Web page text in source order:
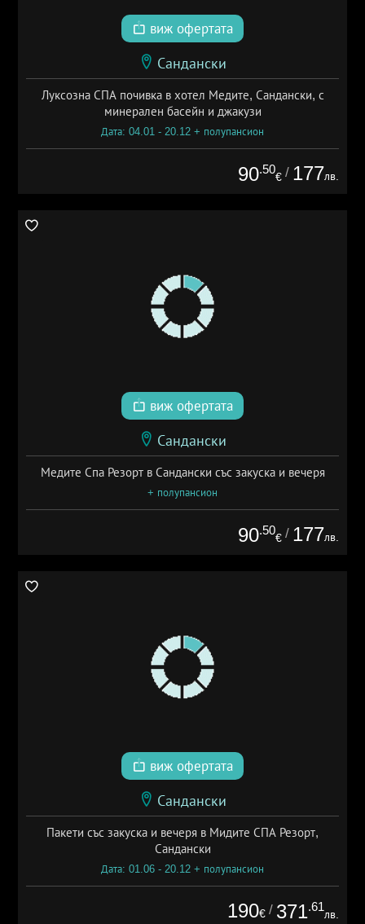
виж офертата
Сандански
Луксозна СПА почивка в хотел Медите, Сандански, с
минерален басейн и джакузи
Дата: 04.01 - 20.12 + полупансион
90.50
€ / 177лв.
виж офертата
Сандански
Медите Спа Резорт в Сандански със закуска и вечеря
+ полупансион
90.50
€ / 177лв.
виж офертата
Сандански
Пакети със закуска и вечеря в Мидите СПА Резорт,
Сандански
Дата: 01.06 - 20.12 + полупансион
190€ / 371.61
лв.